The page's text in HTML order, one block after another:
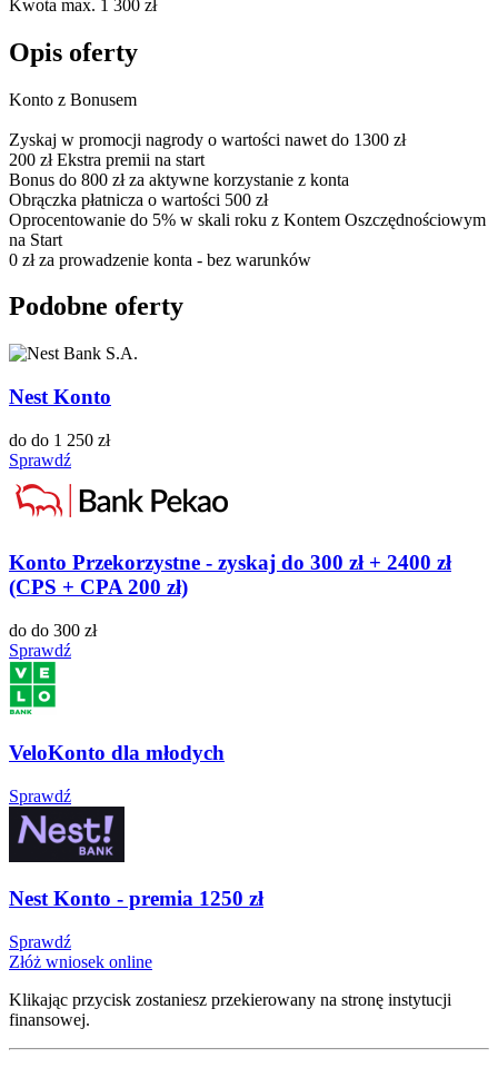
Kwota max. 1 300 zł
Opis oferty
Konto z Bonusem
Zyskaj w promocji nagrody o wartości nawet do 1300 zł
200 zł Ekstra premii na start
Bonus do 800 zł za aktywne korzystanie z konta
Obrączka płatnicza o wartości 500 zł
Oprocentowanie do 5% w skali roku z Kontem Oszczędnościowym
na Start
0 zł za prowadzenie konta - bez warunków
Podobne oferty
Nest Konto
do do 1 250 zł
Sprawdź
Konto Przekorzystne - zyskaj do 300 zł + 2400 zł
(CPS + CPA 200 zł)
do do 300 zł
Sprawdź
VeloKonto dla młodych
Sprawdź
Nest Konto - premia 1250 zł
Sprawdź
Złóż wniosek online
Klikając przycisk zostaniesz przekierowany na stronę instytucji
finansowej.